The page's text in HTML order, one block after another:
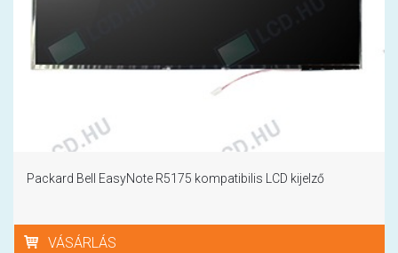
Packard Bell EasyNote R5175 kompatibilis LCD kijelző
VÁSÁRLÁS